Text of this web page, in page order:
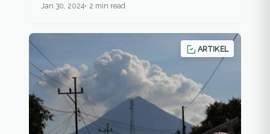
Jan 30, 2024 2 min read
ARTIKEL